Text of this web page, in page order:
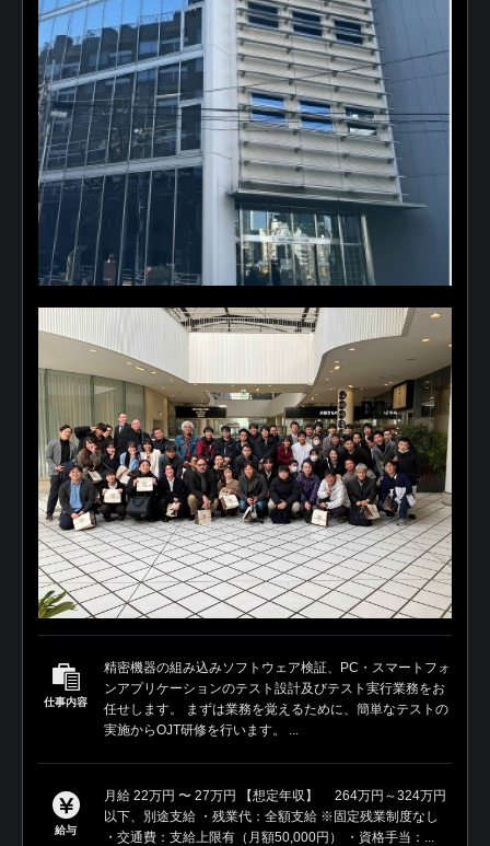
仕事内容
精密機器の組み込みソフトウェア検証、PC・スマートフォ
ンアプリケーションのテスト設計及びテスト実行業務をお
任せします。 まずは業務を覚えるために、簡単なテストの
実施からOJT研修を行います。 ...
給与
月給 22万円 〜 27万円 【想定年収】 264万円～324万円
以下、別途支給 ・残業代：全額支給 ※固定残業制度なし
・交通費：支給上限有（月額50,000円） ・資格手当：...